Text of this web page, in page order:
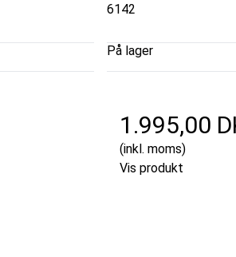
6142
På lager
1.995,00
(inkl. moms)
Vis produkt